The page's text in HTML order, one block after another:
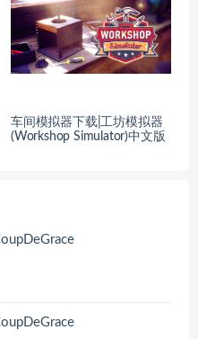
车间模拟器下载|工坊模拟器
(Workshop Simulator)中文版